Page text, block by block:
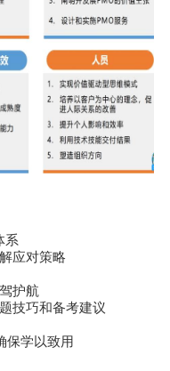
系
应对策略
护航
技巧和备考建议
保学以致用